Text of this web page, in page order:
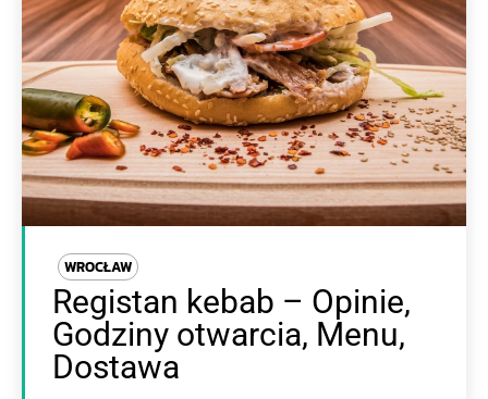
WROCŁAW
Registan kebab – Opinie,
Godziny otwarcia, Menu,
Dostawa